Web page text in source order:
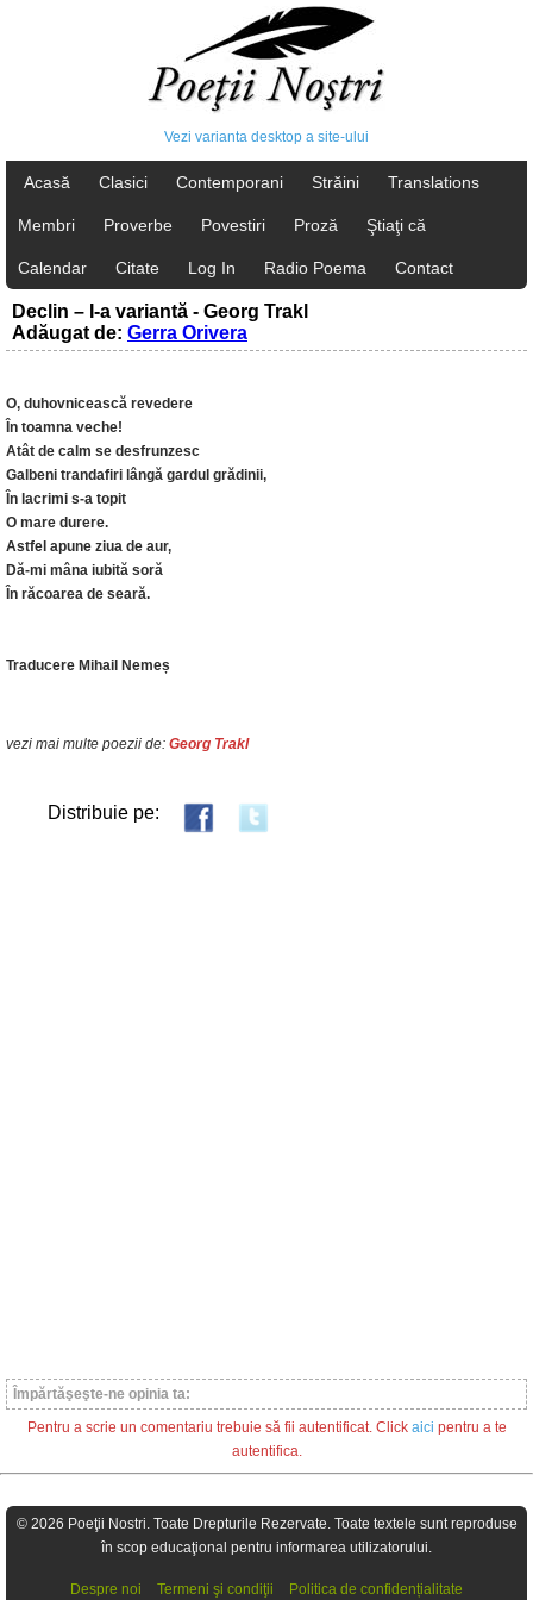
Vezi varianta desktop a site-ului
Acasă Clasici Contemporani Străini Translations
Membri Proverbe Povestiri Proză Ştiaţi că
Calendar Citate Log In Radio Poema Contact
Declin – I-a variantă - Georg Trakl
Adăugat de: Gerra Orivera
O, duhovnicească revedere
În toamna veche!
Atât de calm se desfrunzesc
Galbeni trandafiri lângă gardul grădinii,
În lacrimi s-a topit
O mare durere.
Astfel apune ziua de aur,
Dă-mi mâna iubită soră
În răcoarea de seară.
Traducere Mihail Nemeș
vezi mai multe poezii de: Georg Trakl
Distribuie pe:
Împărtăşeşte-ne opinia ta:
Pentru a scrie un comentariu trebuie să fii autentificat. Click aici pentru a te
autentifica.
© 2026 Poeţii Nostri. Toate Drepturile Rezervate. Toate textele sunt reproduse
în scop educaţional pentru informarea utilizatorului.
Despre noi Termeni şi condiţii Politica de confidențialitate